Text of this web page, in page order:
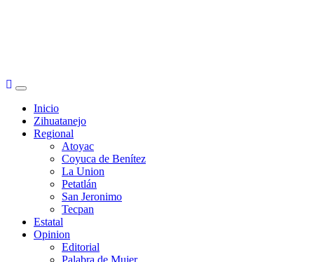
Primary
MenuInicio
Zihuatanejo
Regional
Atoyac
Coyuca de Benítez
La Union
Petatlán
San Jeronimo
Tecpan
Estatal
Opinion
Editorial
Palabra de Mujer